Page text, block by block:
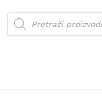
Products
search